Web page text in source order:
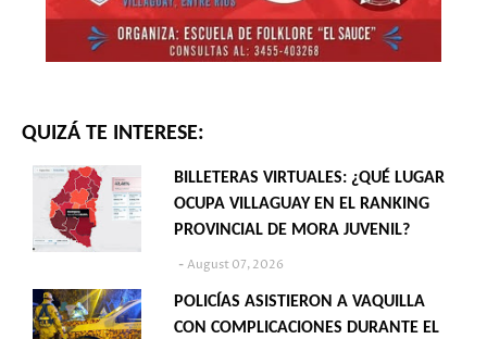
QUIZÁ TE INTERESE:
BILLETERAS VIRTUALES: ¿QUÉ LUGAR
OCUPA VILLAGUAY EN EL RANKING
PROVINCIAL DE MORA JUVENIL?
August 07, 2026
POLICÍAS ASISTIERON A VAQUILLA
CON COMPLICACIONES DURANTE EL